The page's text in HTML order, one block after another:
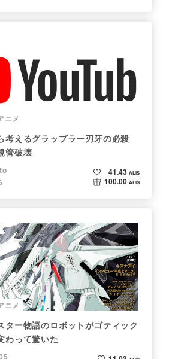
ニメ
考えるグラップラー刃牙の必殺
管破壊
41.43 ALIS
100.00 ALIS
ニメ
ター物語のロボットがゴティック
わって驚いた